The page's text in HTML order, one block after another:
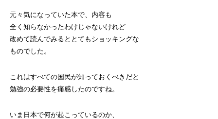
元々気になっていた本で、内容も
全く知らなかったわけじゃないけれど
改めて読んでみるととてもショッキングな
ものでした。
これはすべての国民が知っておくべきだと
勉強の必要性を痛感したのですね。
いま日本で何が起こっているのか、